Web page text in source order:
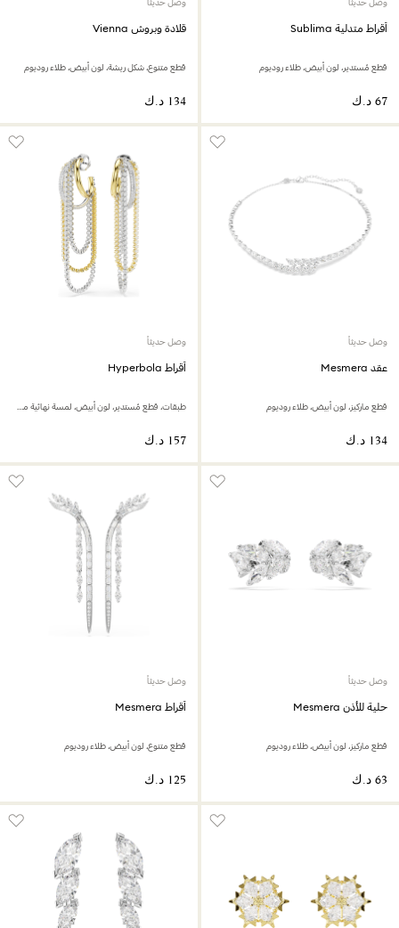
وصل حديثاً
أقراط متدلية Sublima
قطع مُستدير، لون أبيض، طلاء روديوم
وصل حديثاً
قلادة وبروش Vienna
قطع متنوع، شكل ريشة، لون أبيض، طلاء روديوم
وصل حديثاً
عقد Mesmera
قطع ماركيز، لون أبيض، طلاء روديوم
وصل حديثاً
أقراط Hyperbola
طبقات، قطع مُستدير، لون أبيض، لمسة نهائية من معادن مختلطة
وصل حديثاً
حلية للأذن Mesmera
قطع ماركيز، لون أبيض، طلاء روديوم
وصل حديثاً
أقراط Mesmera
قطع متنوع، لون أبيض، طلاء روديوم